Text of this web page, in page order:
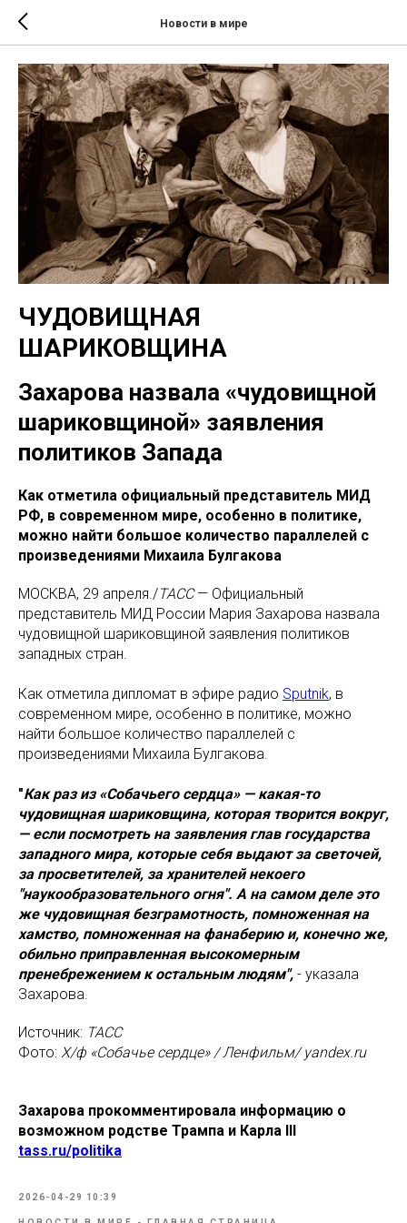
Новости в мире
ЧУДОВИЩНАЯ
ШАРИКОВЩИНА
Захарова назвала «чудовищной
шариковщиной» заявления
политиков Запада
Как отметила официальный представитель МИД
РФ, в современном мире, особенно в политике,
можно найти большое количество параллелей с
произведениями Михаила Булгакова
МОСКВА, 29 апреля./ТАСС— Официальный
представитель МИД России Мария Захарова назвала
чудовищной шариковщиной заявления политиков
западных стран.
Как отметила дипломат в эфире радио Sputnik, в
современном мире, особенно в политике, можно
найти большое количество параллелей с
произведениями Михаила Булгакова.
"Как раз из «Собачьего сердца» — какая-то
чудовищная шариковщина, которая творится вокруг,
— если посмотреть на заявления глав государства
западного мира, которые себя выдают за светочей,
за просветителей, за хранителей некоего
"наукообразовательного огня". А на самом деле это
же чудовищная безграмотность, помноженная на
хамство, помноженная на фанаберию и, конечно же,
обильно приправленная высокомерным
пренебрежением к остальным людям", - указала
Захарова.
Источник: ТАСС
Фото: Х/ф «Собачье сердце» / Ленфильм/ yandex.ru
Захарова прокомментировала информацию о
возможном родстве Трампа и Карла III
tass.ru/politika
2026-04-29 10:39